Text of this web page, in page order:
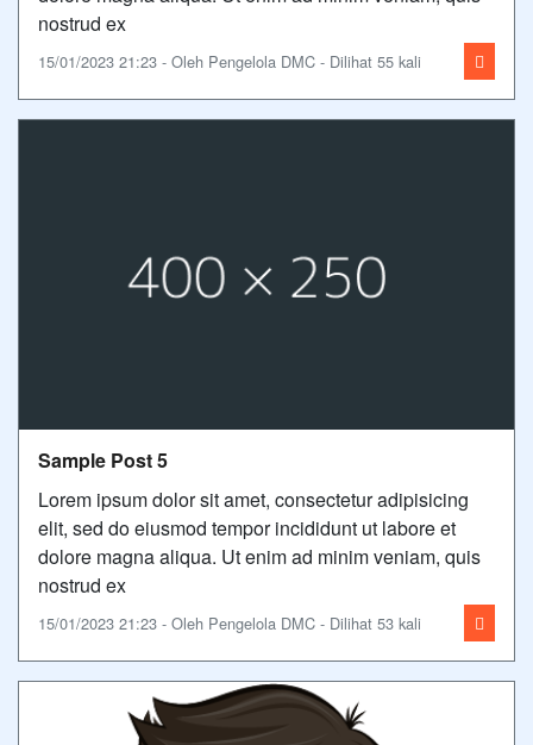
nostrud ex
15/01/2023 21:23 - Oleh Pengelola DMC - Dilihat 55 kali
Sample Post 5
Lorem ipsum dolor sit amet, consectetur adipisicing
elit, sed do eiusmod tempor incididunt ut labore et
dolore magna aliqua. Ut enim ad minim veniam, quis
nostrud ex
15/01/2023 21:23 - Oleh Pengelola DMC - Dilihat 53 kali